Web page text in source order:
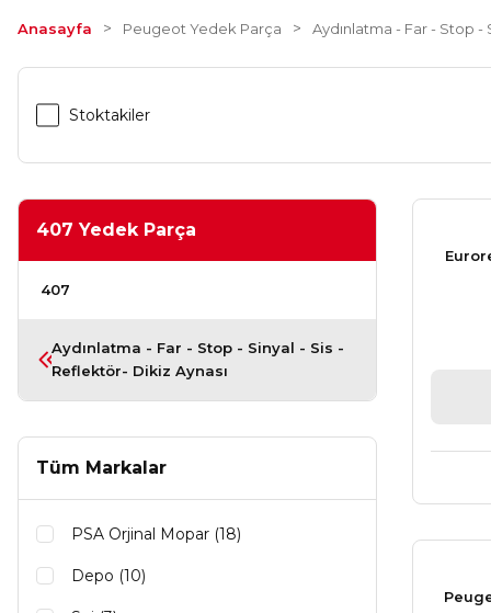
Anasayfa Peugeot Yedek Parça Aydınlatma - Far - Stop -
Stoktakiler
407 Yedek Parça
407
Aydınlatma - Far - Stop - Sinyal - Sis -
Reflektör- Dikiz Aynası
Tüm Markalar
PSA Orjinal Mopar (18)
Depo (10)